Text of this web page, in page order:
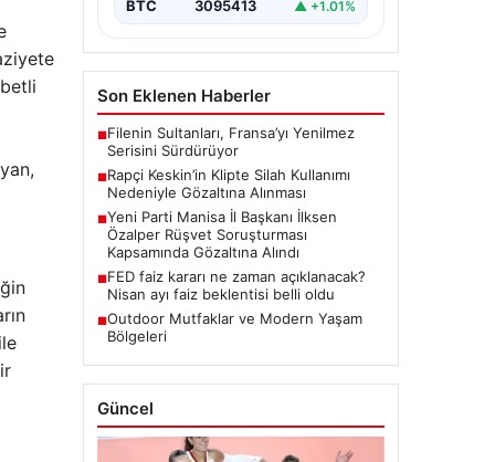
BTC 3095413 ▲ +1.01%
Son Eklenen Haberler
■Filenin Sultanları, Fransa’yı Yenilmez
Serisini Sürdürüyor
■Rapçi Keskin’in Klipte Silah Kullanımı
Nedeniyle Gözaltına Alınması
■Yeni Parti Manisa İl Başkanı İlksen
Özalper Rüşvet Soruşturması
Kapsamında Gözaltına Alındı
■FED faiz kararı ne zaman açıklanacak?
Nisan ayı faiz beklentisi belli oldu
■Outdoor Mutfaklar ve Modern Yaşam
Bölgeleri
Güncel